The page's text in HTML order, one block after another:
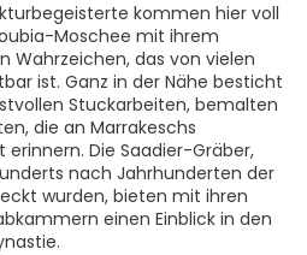
kommen hier voll
Moschee mit ihrem
Wahrzeichen, das von vielen
ist. Ganz in der Nähe besticht
Stuckarbeiten, bemalten
die an Marrakeschs
Die Saadier-Gräber,
nach Jahrhunderten der
wurden, bieten mit ihren
einen Einblick in den